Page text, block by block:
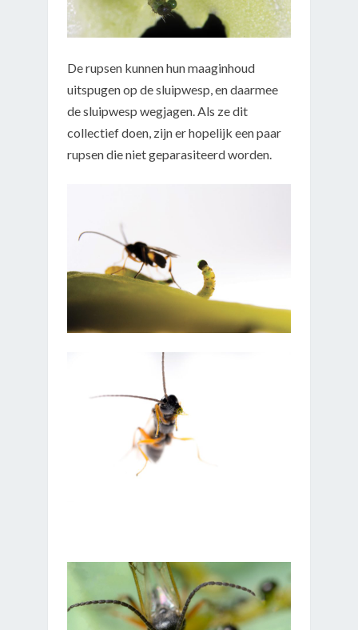
De rupsen kunnen hun maaginhoud
uitspugen op de sluipwesp, en daarmee
de sluipwesp wegjagen. Als ze dit
collectief doen, zijn er hopelijk een paar
rupsen die niet geparasiteerd worden.